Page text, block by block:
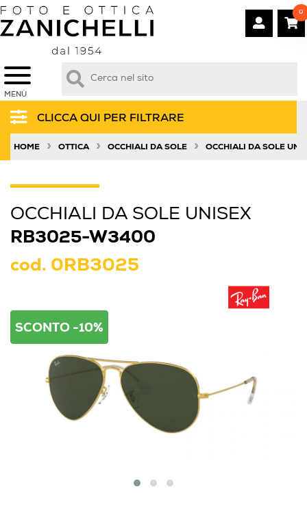
MENÙ
0
CLICCA QUI PER FILTRARE
HOME » OTTICA » OCCHIALI DA SOLE » OCCHIALI DA SOLE
OCCHIALI DA SOLE UNISEX
RB3025-W3400
cod. 0RB3025
SCONTO -10%